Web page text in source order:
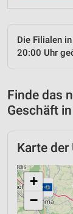
Die Filialen
20:00 Uhr
Finde das
Geschäft
Karte der
+
−